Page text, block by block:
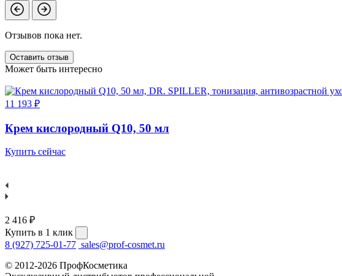
Отзывов пока нет.
Оставить отзыв
Может быть интересно
11 193 ₽
Крем кислородный Q10, 50 мл
Купить сейчас
2 416 ₽
Купить в 1 клик
8 (927) 725-01-77 sales@prof-cosmet.ru
© 2012-2026 ПрофКосметика